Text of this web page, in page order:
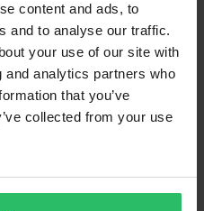
content and ads, to
and to analyse our traffic.
your use of our site with
analytics partners who
that you’ve
collected from your use
på en pickup
visar Charlie Frost
en pickup med hjälp av
för en smidig och säker